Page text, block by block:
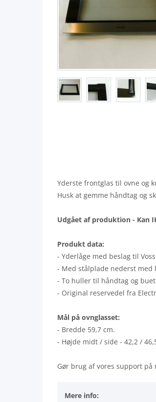
Yderste frontglas til ovne og
Husk at gemme håndtag og
Udgået af produktion - Kan
Produkt data:
- Yderlåge med beslag til
- Med stålplade nederst med
- To huller til håndtag og
- Original reservedel fra
Mål på ovnglasset:
- Bredde 59,7 cm.
- Højde midt / side - 42,2 /
Gør brug af vores support
Mere info: